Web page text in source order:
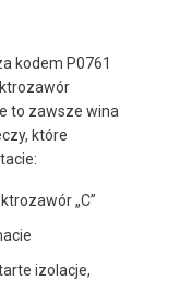
kodem P0761
to zawsze wina
które
„C”
izolacje,